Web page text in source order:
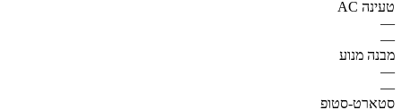
טעינה AC
—
—
מבנה מנוע
—
—
סטארט-סטופ